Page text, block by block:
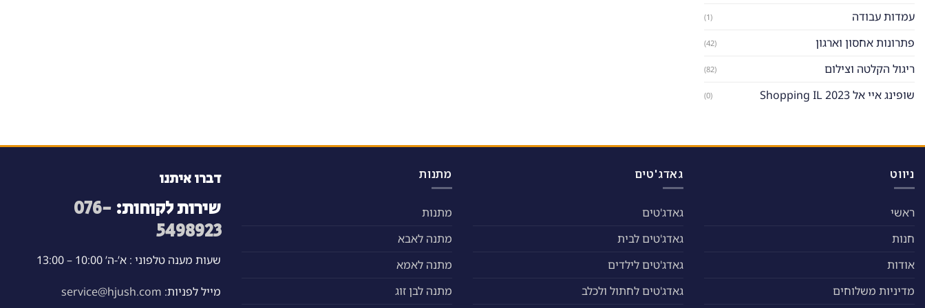
עמדות עבודה (1)
פתרונות אחסון וארגון (42)
ריגול הקלטה וצילום (82)
שופינג איי אל Shopping IL 2023 (0)
ניווט
ראשי
חנות
אודות
מדיניות משלוחים
גאדג'טים
גאדג'טים
גאדג'טים לבית
גאדג'טים לילדים
גאדג'טים לחתול ולכלב
מתנות
מתנות
מתנה לאבא
מתנה לאמא
מתנה לבן זוג
דברו איתנו
שירות לקוחות: 076-
5498923
שעות מענה טלפוני : א’-ה’ 10:00 – 13:00
מייל לפניות: service@hjush.com